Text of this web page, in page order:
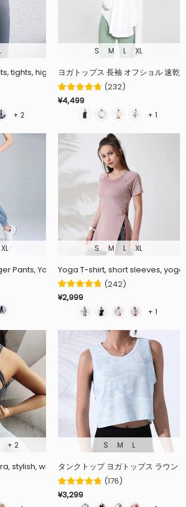
tights, high waist, beautiful legs, back
+ 2
S M L XL
ヨガトップス 長袖 オフショル 速乾
(232)
¥4,499
+ 1
XL
Pants, Yoga Pants, Relaxed, Available in 3
S M L XL
Yoga T-shirt, short sleeves,
(242)
¥2,999
+ 1
+ 2
stylish, with cups, padded, back cross, 5
S M L
タンクトップ ヨガトップス ラウン
(176)
¥3,299